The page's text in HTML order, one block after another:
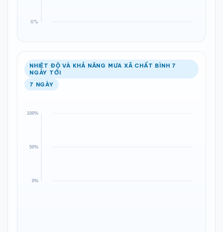
NHIỆT ĐỘ VÀ KHẢ NĂNG MƯA XÃ CHẤT BÌNH 7
NGÀY TỚI
7 NGÀY